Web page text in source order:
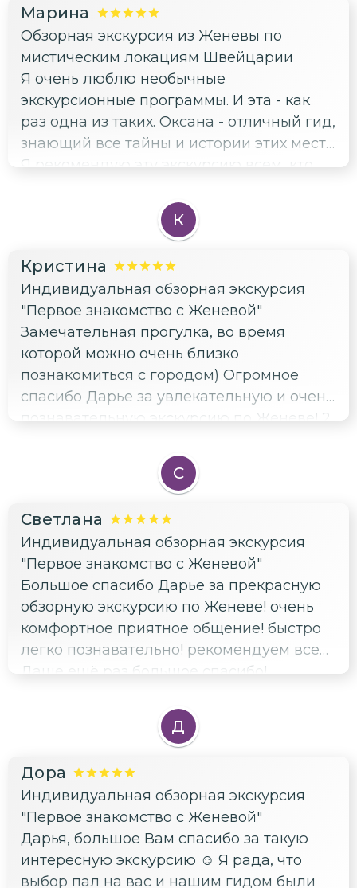
Марина
Обзорная экскурсия из Женевы по
мистическим локациям Швейцарии
Я очень люблю необычные
экскурсионные программы. И эта - как
раз одна из таких. Оксана - отличный гид,
знающий все тайны и истории этих мест.
Я рекомендую эту экскурсию всем, кто
К
Кристина
Индивидуальная обзорная экскурсия
"Первое знакомство с Женевой"
Замечательная прогулка, во время
которой можно очень близко
познакомиться с городом) Огромное
спасибо Дарье за увлекательную и очень
познавательную экскурсию по Женеве! 2
посетили самые знаковые места города,
а также Дарья интересно рассказала об
С
Светлана
Индивидуальная обзорная экскурсия
"Первое знакомство с Женевой"
Большое спасибо Дарье за прекрасную
обзорную экскурсию по Женеве! очень
комфортное приятное общение! быстро
легко познавательно! рекомендуем всем!
Даше ещё раз большое спасибо!
Д
Дора
Индивидуальная обзорная экскурсия
"Первое знакомство с Женевой"
Дарья, большое Вам спасибо за такую
интересную экскурсию ☺️ Я рада, что
выбор пал на вас и нашим гидом были